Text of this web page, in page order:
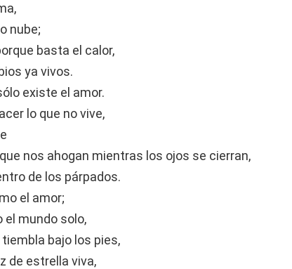
nube;
basta el calor,
ya vivos.
existe el amor.
lo que no vive,
nos ahogan mientras los ojos se cierran,
de los párpados.
el amor;
el mundo solo,
bajo los pies,
de estrella viva,